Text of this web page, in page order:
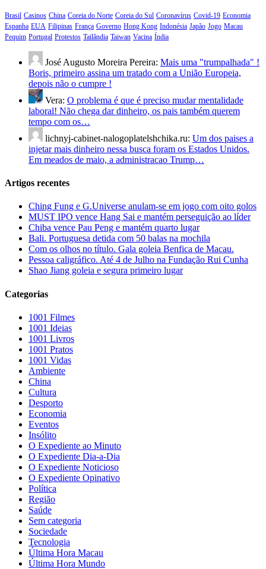
Brasil Casinos China Coreia do Norte Coreia do Sul Coronavírus Covid-19 Economia
Espanha EUA Filipinas França Governo Hong Kong Indonésia Japão Jogo Macau
Pequim Portugal Protestos Tailândia Taiwan Vacina Índia
José Augusto Moreira Pereira: Mais uma "trumpalhada" !
Boris, primeiro assina um tratado com a União Europeia,
depois não o cumpre !
Vera: O problema é que é preciso mudar mentalidade
laboral! Não chega dar dinheiro, os pais também querem
tempo com os…
lichnyj-cabinet-nalogoplatelshchika.ru: Um dos paises a
injetar mais dinheiro nessa busca foram os Estados Unidos.
Em meados de maio, a administracao Trump…
Artigos recentes
Ching Fung e G.Universe anulam-se em jogo com oito golos
MUST IPO vence Hang Sai e mantém perseguição ao líder
Chiba vence Pau Peng e mantém quarto lugar
Bali. Portuguesa detida com 50 balas na mochila
Com os olhos no título. Gala goleia Benfica de Macau.
Pessoa caligráfico. Até 4 de Julho na Fundação Rui Cunha
Shao Jiang goleia e segura primeiro lugar
Categorias
1001 Filmes
1001 Ideias
1001 Livros
1001 Pratos
1001 Vidas
Ambiente
China
Cultura
Desporto
Economia
Eventos
Insólito
O Expediente ao Minuto
O Expediente Dia-a-Dia
O Expediente Noticioso
O Expediente Opinativo
Política
Região
Saúde
Sem categoria
Sociedade
Tecnologia
Última Hora Macau
Última Hora Mundo